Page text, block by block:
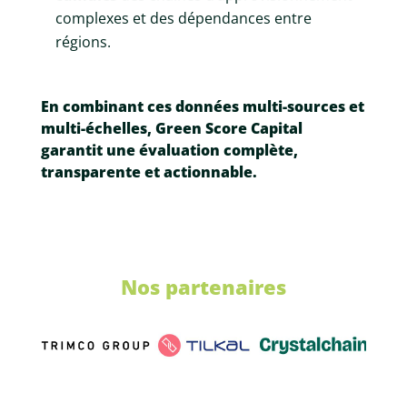
complexes et des dépendances entre
régions.
En combinant ces données multi-sources et
multi-échelles, Green Score Capital
garantit une évaluation complète,
transparente et actionnable.
Nos partenaires